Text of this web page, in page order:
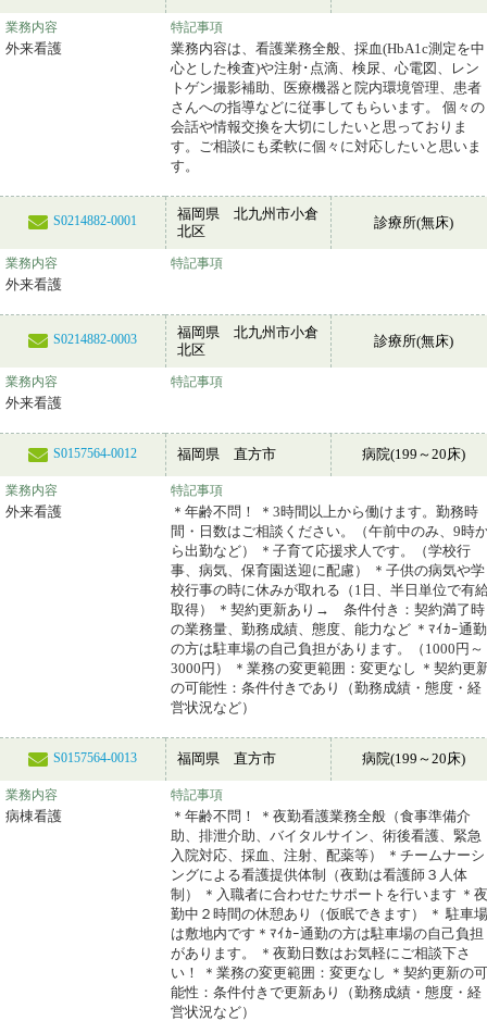
業務内容
外来看護
特記事項
業務内容は、看護業務全般、採血(HbA1c測定を中
心とした検査)や注射･点滴、検尿、心電図、レン
トゲン撮影補助、医療機器と院内環境管理、患者
さんへの指導などに従事してもらいます。 個々の
会話や情報交換を大切にしたいと思っておりま
す。ご相談にも柔軟に個々に対応したいと思いま
す。
S0214882-0001
福岡県 北九州市小倉
北区
診療所(無床)
業務内容
外来看護
特記事項
S0214882-0003
福岡県 北九州市小倉
北区
診療所(無床)
業務内容
外来看護
特記事項
S0157564-0012 福岡県 直方市 病院(199～20床)
業務内容
外来看護
特記事項
＊年齢不問！ ＊3時間以上から働けます。勤務時
間・日数はご相談ください。（午前中のみ、9時
ら出勤など） ＊子育て応援求人です。（学校行
事、病気、保育園送迎に配慮） ＊子供の病気や学
校行事の時に休みが取れる（1日、半日単位で有
取得） ＊契約更新あり→ 条件付き：契約満了時
の業務量、勤務成績、態度、能力など ＊ﾏｲｶｰ通勤
の方は駐車場の自己負担があります。（1000円～
3000円） ＊業務の変更範囲：変更なし ＊契約更
の可能性：条件付きであり（勤務成績・態度・経
営状況など）
S0157564-0013 福岡県 直方市 病院(199～20床)
業務内容
病棟看護
特記事項
＊年齢不問！ ＊夜勤看護業務全般（食事準備介
助、排泄介助、バイタルサイン、術後看護、緊急
入院対応、採血、注射、配薬等） ＊チームナーシ
ングによる看護提供体制（夜勤は看護師３人体
制） ＊入職者に合わせたサポートを行います ＊夜
勤中２時間の休憩あり（仮眠できます） ＊ 駐車場
は敷地内です＊ﾏｲｶｰ通勤の方は駐車場の自己負担
があります。 ＊夜勤日数はお気軽にご相談下さ
い！ ＊業務の変更範囲：変更なし ＊契約更新の可
能性：条件付きで更新あり（勤務成績・態度・経
営状況など）